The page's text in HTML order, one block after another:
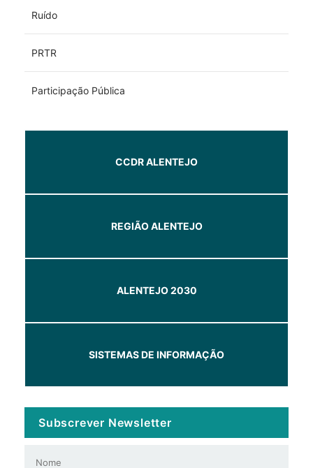
Ruído
PRTR
Participação Pública
CCDR ALENTEJO
REGIÃO ALENTEJO
ALENTEJO 2030
SISTEMAS DE INFORMAÇÃO
Subscrever Newsletter